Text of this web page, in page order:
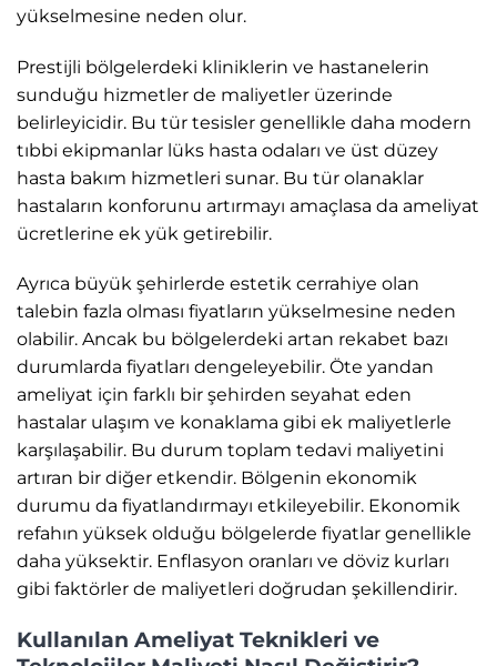
yükselmesine neden olur.
Prestijli bölgelerdeki kliniklerin ve hastanelerin
sunduğu hizmetler de maliyetler üzerinde
belirleyicidir. Bu tür tesisler genellikle daha modern
tıbbi ekipmanlar lüks hasta odaları ve üst düzey
hasta bakım hizmetleri sunar. Bu tür olanaklar
hastaların konforunu artırmayı amaçlasa da ameliyat
ücretlerine ek yük getirebilir.
Ayrıca büyük şehirlerde estetik cerrahiye olan
talebin fazla olması fiyatların yükselmesine neden
olabilir. Ancak bu bölgelerdeki artan rekabet bazı
durumlarda fiyatları dengeleyebilir. Öte yandan
ameliyat için farklı bir şehirden seyahat eden
hastalar ulaşım ve konaklama gibi ek maliyetlerle
karşılaşabilir. Bu durum toplam tedavi maliyetini
artıran bir diğer etkendir. Bölgenin ekonomik
durumu da fiyatlandırmayı etkileyebilir. Ekonomik
refahın yüksek olduğu bölgelerde fiyatlar genellikle
daha yüksektir. Enflasyon oranları ve döviz kurları
gibi faktörler de maliyetleri doğrudan şekillendirir.
Kullanılan Ameliyat Teknikleri ve